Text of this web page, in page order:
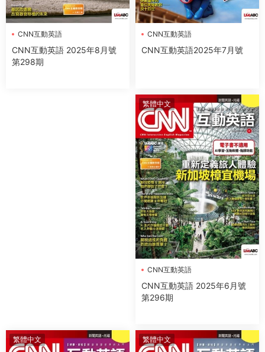
CNN互動英語
CNN互動英語 2025年8月號
第298期
CNN互動英語
CNN互動英語2025年7月號
繁體中文
CNN互動英語
CNN互動英語 2025年6月號
第296期
繁體中文 繁體中文